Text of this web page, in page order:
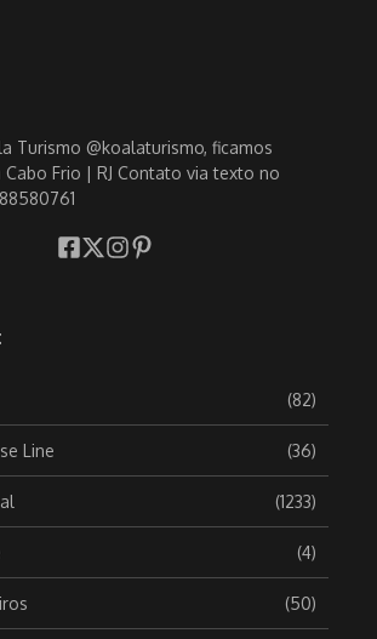
Turismo @koalaturismo, ficamos
Frio | RJ Contato via texto no
(82)
Line (36)
(1233)
(4)
(50)